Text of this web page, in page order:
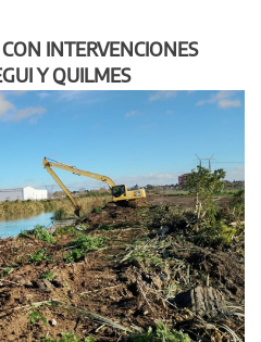
INTERVENCIONES
Y QUILMES